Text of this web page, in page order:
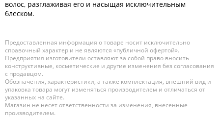
волос, разглаживая его и насыщая исключительным
блеском.
Предоставленная информация о товаре носит исключительно
справочный характер и не являются «публичной офертой».
Предприятия изготовители оставляют за собой право вносить
конструктивные, косметические и другие изменения без согласования
с продавцом.
Обозначения, характеристики, а также комплектация, внешний вид и
упаковка товара могут изменяться производителем и отличаться от
указанных на сайте.
Магазин не несет ответственности за изменения, внесенные
производителем.